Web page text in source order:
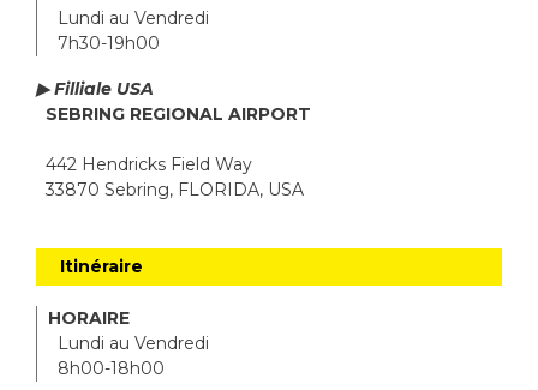
Lundi au Vendredi
7h30-19h00
▶ Filliale USA
SEBRING REGIONAL AIRPORT
442 Hendricks Field Way
33870 Sebring, FLORIDA, USA
Itinéraire
HORAIRE
Lundi au Vendredi
8h00-18h00